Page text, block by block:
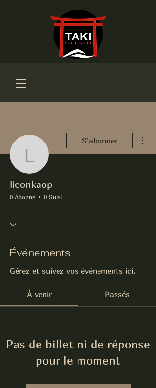
lieonkaop
S'abonner
lieonkaop
0 Abonné 0 Suivi
Événements
Gérez et suivez vos événements ici.
À venir Passés
Pas de billet ni de réponse
pour le moment